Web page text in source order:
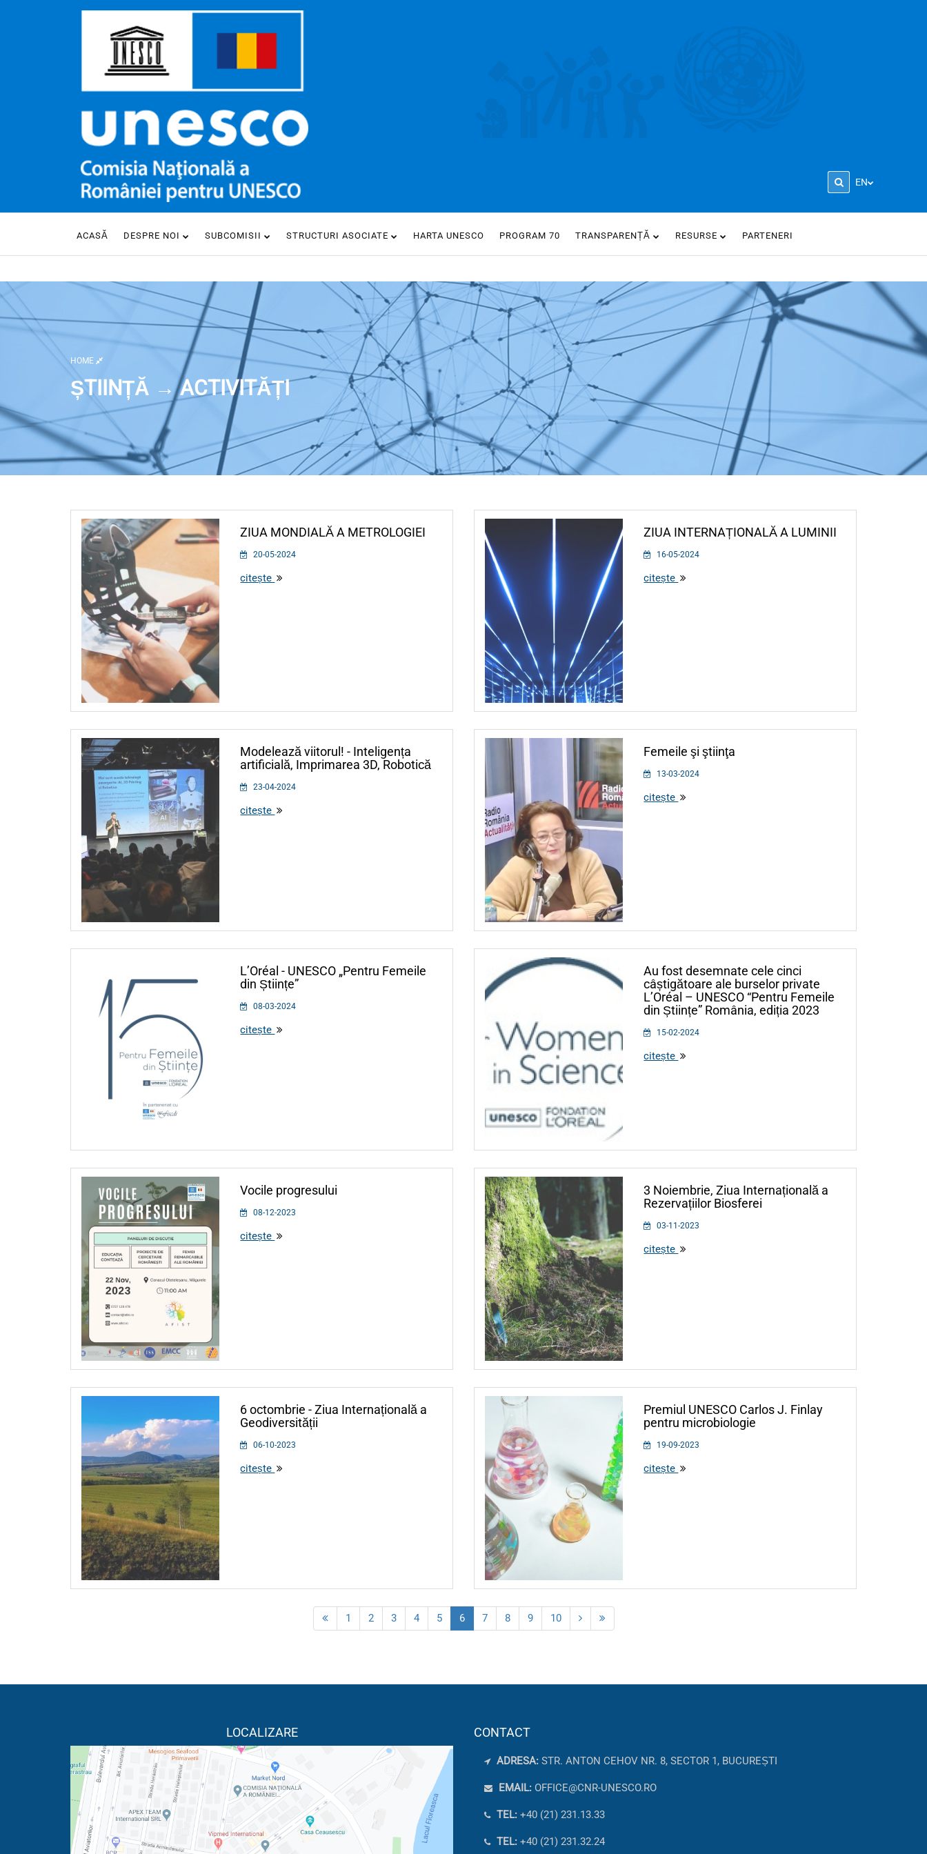
EN
ACASĂ DESPRE NOI SUBCOMISII STRUCTURI ASOCIATE HARTA UNESCO PROGRAM 70 TRANSPARENȚĂ RESURSE PARTENERI
HOME
ȘTIINȚĂ → ACTIVITĂȚI
Listă activități ZIUA MONDIALĂ A METROLOGIEI
20-05-2024
citește
ZIUA INTERNAȚIONALĂ A LUMINII
16-05-2024
citește
Modelează viitorul! - Inteligența
artificială, Imprimarea 3D, Robotică
23-04-2024
citește
Femeile şi ştiinţa
13-03-2024
citește
L’Oréal - UNESCO „Pentru Femeile
din Științe”
08-03-2024
citește
Au fost desemnate cele cinci
câștigătoare ale burselor private
L’Oréal – UNESCO “Pentru Femeile
din Științe” România, ediția 2023
15-02-2024
citește
Vocile progresului
08-12-2023
citește
3 Noiembrie, Ziua Internațională a
Rezervațiilor Biosferei
03-11-2023
citește
6 octombrie - Ziua Internațională a
Geodiversității
06-10-2023
citește
Premiul UNESCO Carlos J. Finlay
pentru microbiologie
19-09-2023
citește
1 2 3 4 5 6 7 8 9 10
LOCALIZARE CONTACT
ADRESA: STR. ANTON CEHOV NR. 8, SECTOR 1, BUCUREȘTI
EMAIL: OFFICE@CNR-UNESCO.RO
TEL: +40 (21) 231.13.33
TEL: +40 (21) 231.32.24